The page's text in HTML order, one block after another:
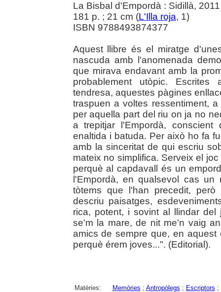
La Bisbal d'Empordà : Sidillà, 2011
181 p. ; 21 cm (L'Illa roja, 1)
ISBN 9788493874377
Aquest llibre és el miratge
nascuda amb l'anomenada
que mirava endavant amb la
probablement utòpic. Escrites
tendresa, aquestes pàgines
traspuen a voltes ressentiment,
per aquella part del riu on ja no
a trepitjar l'Empordà,
enaltida i batuda. Per això ho fa
amb la sinceritat de qui escriu
mateix no simplifica. Serveix el
perquè al capdavall és un
l'Empordà, en qualsevol cas
tòtems que l'han precedit,
descriu paisatges,
rica, potent, i sovint al llindar
se'm la mare, de nit me'n vaig
amics de sempre que, en
perquè érem joves...". (Editorial).
Matèries: Memòries ; Antropòlegs ; Escriptors ;